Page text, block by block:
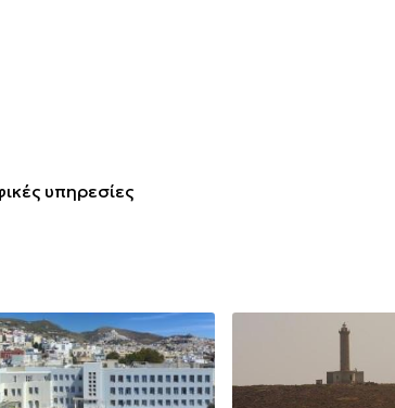
υπηρεσίες